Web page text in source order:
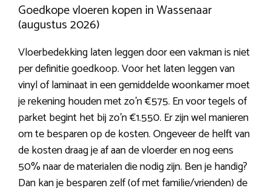
Goedkope vloeren kopen in Wassenaar
(augustus 2026)
Vloerbedekking laten leggen door een vakman is niet
per definitie goedkoop. Voor het laten leggen van
vinyl of laminaat in een gemiddelde woonkamer moet
je rekening houden met zo’n €575. En voor tegels of
parket begint het bij zo’n €1.550. Er zijn wel manieren
om te besparen op de kosten. Ongeveer de helft van
de kosten draag je af aan de vloerder en nog eens
50% naar de materialen die nodig zijn. Ben je handig?
Dan kan je besparen zelf (of met familie/vrienden) de